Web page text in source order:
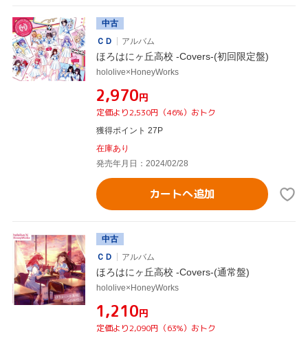
中古
ＣＤ
アルバム
ほろはにヶ丘高校 -Covers-(初回限定盤)
hololive×HoneyWorks
¥2,970円
定価より2,530円（46%）おトク
獲得ポイント 27P
在庫あり
発売年月日：2024/02/28
カートへ追加
中古
ＣＤ
アルバム
ほろはにヶ丘高校 -Covers-(通常盤)
hololive×HoneyWorks
¥1,210円
定価より2,090円（63%）おトク